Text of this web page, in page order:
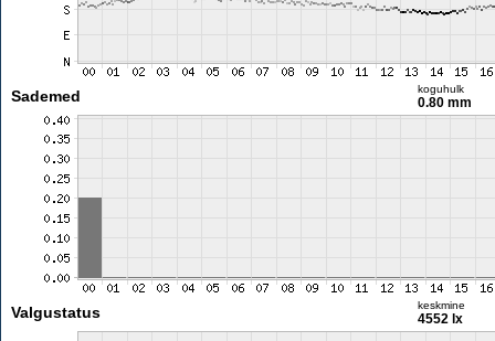
Sademed koguhulk
0.80 mm
Valgustatus keskmine
4552 lx